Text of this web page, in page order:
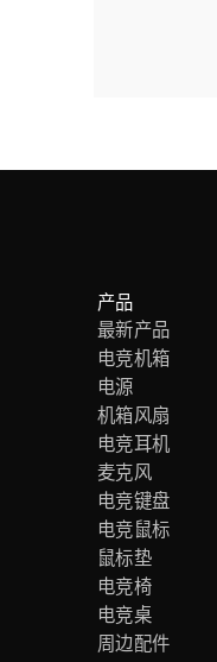
产品
最新产品
电竞机箱
电源
机箱风扇
电竞耳机
麦克风
电竞键盘
电竞鼠标
鼠标垫
电竞椅
电竞桌
周边配件